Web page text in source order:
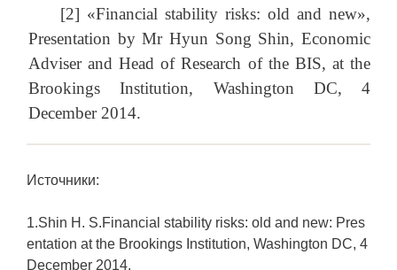
[2] «Financial stability risks: old and new»,
Presentation by Mr Hyun Song Shin, Economic
Adviser and Head of Research of the BIS, at the
Brookings Institution, Washington DC, 4
December 2014.
Источники:
1.Shin H. S.Financial stability risks: old and new: Pres
entation at the Brookings Institution, Washington DC, 4
December 2014.